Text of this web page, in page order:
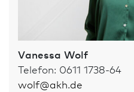
Vanessa Wolf
Telefon: 0611 1738-64
wolf@akh.de